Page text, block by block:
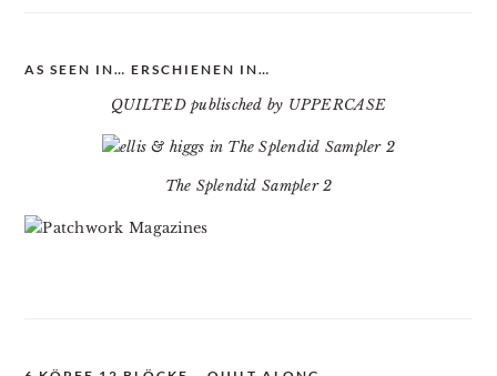
AS SEEN IN… ERSCHIENEN IN…
QUILTED publisched by UPPERCASE
The Splendid Sampler 2